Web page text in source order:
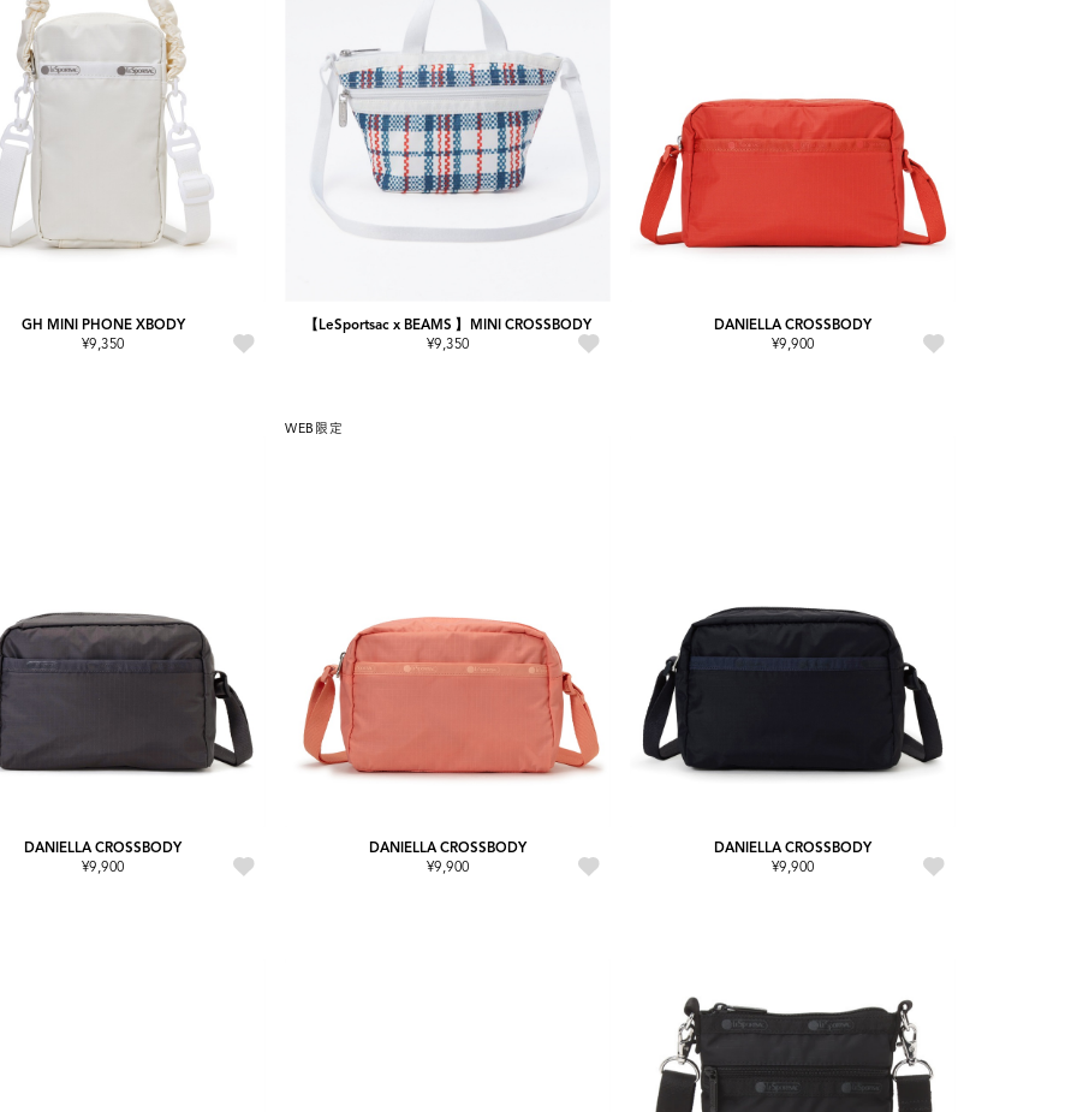
GH MINI PHONE XBODY
¥9,350
【LeSportsac x BEAMS 】MINI CROSSBODY
¥9,350
DANIELLA CROSSBODY
¥9,900
DANIELLA CROSSBODY
¥9,900
WEB限定
DANIELLA CROSSBODY
¥9,900
DANIELLA CROSSBODY
¥9,900